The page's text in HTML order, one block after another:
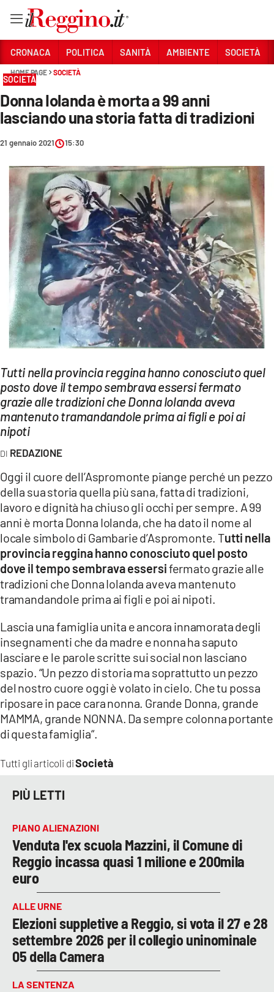
Sezioni
CRONACA
AMBIENTE
SOCIETÀ
CULTURA
ECONOMIA E LAVORO
EVENTI
SPORT
Streaming
LAC TV
LAC NETWORK
LAC ONAIR
LaC
LACPLAY.IT
LACTV.IT
LACONAIR.IT
LACITYMAG.IT
ILREGGINO.IT
COSENZACHANNEL.IT
ILVIBONESE.IT
CATANZAROCHANNEL.IT
LACAPITALENEWS.IT
App
ANDROID
CRONACA POLITICA SANITÀ AMBIENTE SOCIETÀ
HOME PAGE SOCIETÀ
SOCIETÀ
Donna Iolanda è morta a 99 anni
lasciando una storia fatta di tradizioni
21 gennaio 2021 15:30
Tutti nella provincia reggina hanno conosciuto quel
posto dove il tempo sembrava essersi fermato
grazie alle tradizioni che Donna Iolanda aveva
mantenuto tramandandole prima ai figli e poi ai
nipoti
REDAZIONE
Tutti gli articoli diSocietà
Oggi il cuore dell’Aspromonte piange perché un pezzo
della sua storia quella più sana, fatta di tradizioni,
lavoro e dignità ha chiuso gli occhi per sempre. A 99
anni è morta Donna Iolanda, che ha dato il nome al
locale simbolo di Gambarie d’Aspromonte. Tutti nella
provincia reggina hanno conosciuto quel posto
dove il tempo sembrava essersifermato grazie alle
tradizioni che Donna Iolanda aveva mantenuto
tramandandole prima ai figli e poi ai nipoti.
Lascia una famiglia unita e ancora innamorata degli
insegnamenti che da madre e nonna ha saputo
lasciare e le parole scritte sui social non lasciano
spazio. “Un pezzo di storia ma soprattutto un pezzo
del nostro cuore oggi è volato in cielo. Che tu possa
riposare in pace cara nonna. Grande Donna, grande
MAMMA, grande NONNA. Da sempre colonna portante
di questa famiglia“.
PIÙ LETTI
PIANO ALIENAZIONI
Venduta l'ex scuola Mazzini, il Comune di
Reggio incassa quasi 1 milione e 200mila
euro
ALLE URNE
Elezioni suppletive a Reggio, si vota il 27 e 28
settembre 2026 per il collegio uninominale
05 della Camera
LA SENTENZA